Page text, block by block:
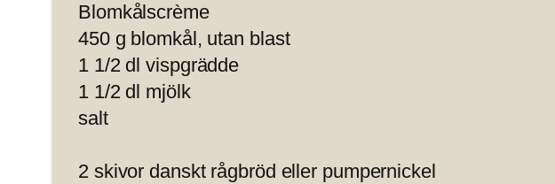
Blomkålscrème
450 g blomkål, utan blast
1 1/2 dl vispgrädde
1 1/2 dl mjölk
salt
2 skivor danskt rågbröd eller pumpernickel